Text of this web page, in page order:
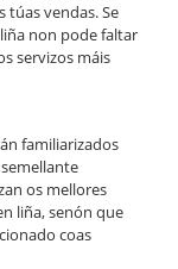
túas vendas. Se
non pode faltar
servizos máis
familiarizados
os mellores
liña, senón que
coas